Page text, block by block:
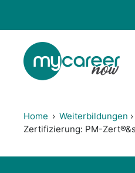
springen
Home › Weiterbildungen ›
Zertifizierung: PM-